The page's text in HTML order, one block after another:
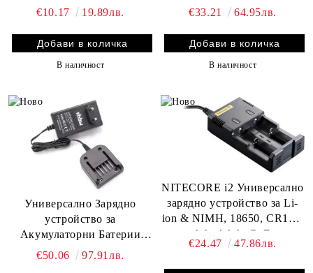
LC-200 – Компактно,
€10.17 19.89лв.
В наличност
за батерии и включените
- налични в
BATERIIKI.COM
€33.21 64.95лв.
В наличност
Универсално Зарядно
устройство за
Акумулаторни Батерии
Makita CT226 и Други 12V
€50.06 97.91лв.
NITECORE i2 Универсално
зарядно устройство за Li-
ion & NIMH, 18650, CR123,
AA, AAA, C, D
€24.47
47.86лв.